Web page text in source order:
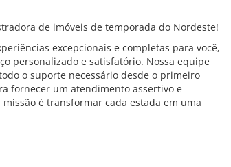
de imóveis de temporada do Nordeste!
excepcionais e completas para você,
personalizado e satisfatório. Nossa equipe
o suporte necessário desde o primeiro
fornecer um atendimento assertivo e
é transformar cada estada em uma